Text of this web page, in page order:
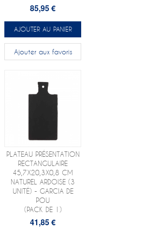
85,95 €
AJOUTER AU PANIER
Ajouter aux favoris
PLATEAU PRÉSENTATION
RECTANGULAIRE
45,7X20,3X0,8 CM
NATUREL ARDOISE (3
UNITÉ) - GARCIA DE
POU
(PACK DE 1)
41,85 €